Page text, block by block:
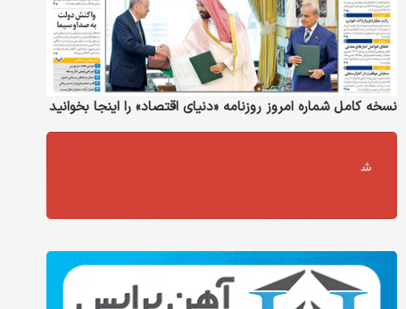
نسخه کامل شماره امروز روزنامه «دنیای‌ اقتصاد» را اینجا بخوانید